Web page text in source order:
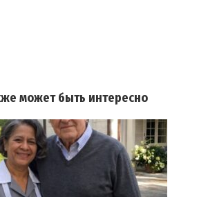
может быть интересно